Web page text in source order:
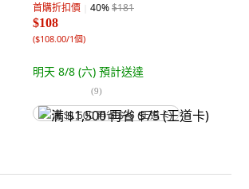
首購折扣價 40%$181
$108
($108.00/1個)
明天 8/8 (六) 預計送達
(9)
满 $1,500 再省 $75 (王道卡)